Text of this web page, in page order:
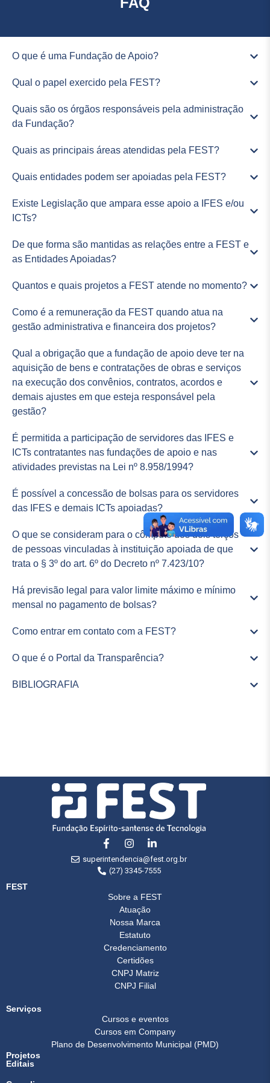
O que é uma Fundação de Apoio?
Qual o papel exercido pela FEST?
Quais são os órgãos responsáveis pela administração
da Fundação?
Quais as principais áreas atendidas pela FEST?
Quais entidades podem ser apoiadas pela FEST?
Existe Legislação que ampara esse apoio a IFES e/ou
ICTs?
De que forma são mantidas as relações entre a FEST e
as Entidades Apoiadas?
Quantos e quais projetos a FEST atende no momento?
Como é a remuneração da FEST quando atua na
gestão administrativa e financeira dos projetos?
Qual a obrigação que a fundação de apoio deve ter na
aquisição de bens e contratações de obras e serviços
na execução dos convênios, contratos, acordos e
demais ajustes em que esteja responsável pela
gestão?
É permitida a participação de servidores das IFES e
ICTs contratantes nas fundações de apoio e nas
atividades previstas na Lei nº 8.958/1994?
É possível a concessão de bolsas para os servidores
das IFES e demais ICTs apoiadas?
O que se consideram para o cômputo dos dois terços
de pessoas vinculadas à instituição apoiada de que
trata o § 3º do art. 6º do Decreto nº 7.423/10?
Há previsão legal para valor limite máximo e mínimo
mensal no pagamento de bolsas?
Como entrar em contato com a FEST?
O que é o Portal da Transparência?
BIBLIOGRAFIA
superintendencia@fest.org.br
(27) 3345-7555
FEST
Sobre a FEST
Atuação
Nossa Marca
Estatuto
Credenciamento
Certidões
CNPJ Matriz
CNPJ Filial
Serviços
Cursos e eventos
Cursos em Company
Plano de Desenvolvimento Municipal (PMD)
Projetos
Editais